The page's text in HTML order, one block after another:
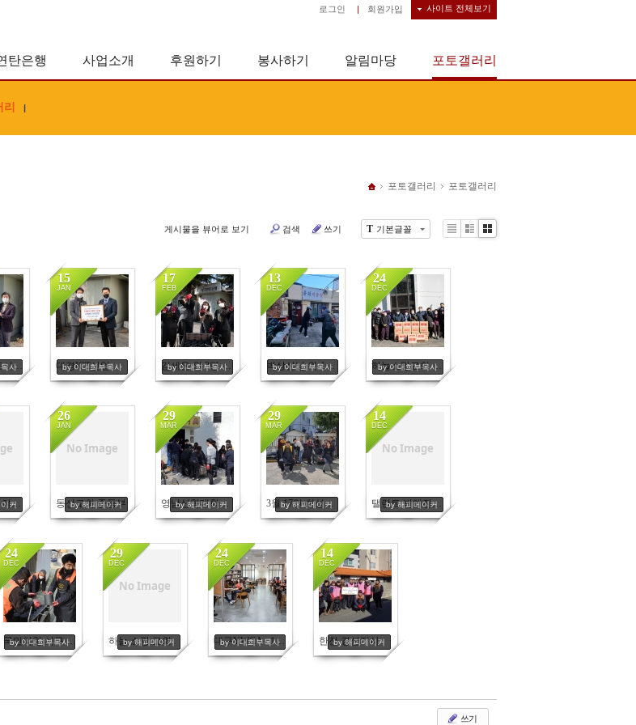
사이트 전체보기
로그인 | 회원가입
탄은행 사업소개 후원하기 봉사하기 알림마당 포토갤러리
|
포토갤러리 포토갤러리
T 기본글꼴
게시물을 뷰어로 보기 검색 쓰기
Li
Zi
G
TBC, 음악도시 기부금 전달식 - 12월17일
사 대경ICT산업협회 기부금 전달식
15
JAN
by 이대희부목사
6420
김세은 외 3명 -2월17일
17
FEB
by 이대희부목사
6192
박상신님 외-11월25일
13
DEC
by 이대희부목사
6110
하늘소망교회 간식나눔 - 12월19일
24
DEC
by 이대희부목사
5858
대구중학교 야구부
커
No Image
동신교회 중등부
26
JAN
by 해피메이커
5023
영남신학대학교 학생들
29
MAR
by 해피메이커
4978
3월 17일 희성전자 봉사
29
MAR
by 해피메이커
4966 No Image
탤런트 박해진과 대구지역 소방관들
14
DEC
by 해피메이커
4939
국민의힘 서구 봉사단 - 12월7일
24
DEC
by 이대희부목사
4873 No Image
하늘 소망 교회
29
DEC
by 해피메이커
4863
대구YWCA - 11월14일
24
DEC
by 이대희부목사
4862
한전 경산지사
14
DEC
by 해피메이커
4858
쓰기